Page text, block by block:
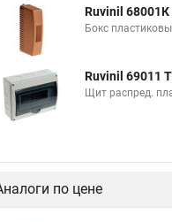
Ruvinil
Бокс
Ruvinil 69011
Щит распред.
по цене